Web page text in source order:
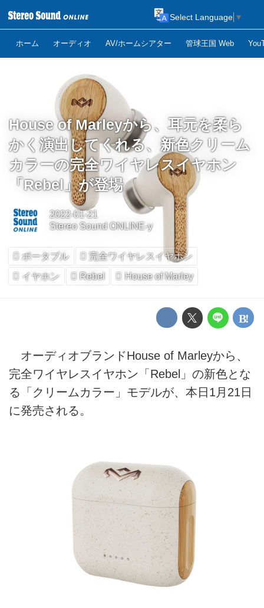
ホーム オーディオ AV/ホームシアター 管球王国 Web
Select Language ▼
House of Marleyから、耳元を柔ら
かく演出してくれる、新色クリーム
カラーの完全ワイヤレスイヤホン
「Rebel」が登場
2022-01-21
Stereo Sound ONLINE-y
ポータブル
完全ワイヤレスイヤホン
イヤホン
Rebel House of Marley
オーディオブランドHouse of Marleyから、
完全ワイヤレスイヤホン「Rebel」の新色とな
る「クリームカラー」モデルが、本日1月21日
に発売される。